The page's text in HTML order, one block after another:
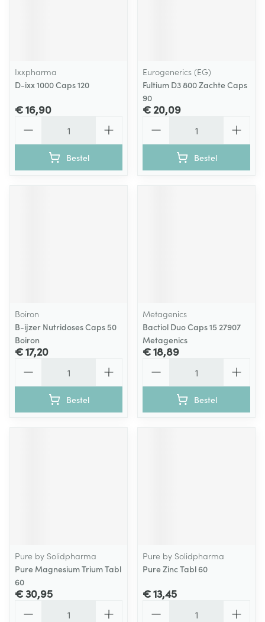
Ixxpharma
D-ixx 1000 Caps 120
€ 16,90
Bestel
Eurogenerics (EG)
Fultium D3 800 Zachte Caps
90
€ 20,09
Bestel
Boiron
B-ijzer Nutridoses Caps 50
Boiron
€ 17,20
Bestel
Metagenics
Bactiol Duo Caps 15 27907
Metagenics
€ 18,89
Bestel
Pure by Solidpharma
Pure Magnesium Trium Tabl
60
€ 30,95
Pure by Solidpharma
Pure Zinc Tabl 60
€ 13,45